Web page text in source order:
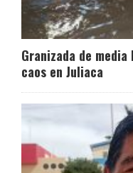
Granizada de
caos en Juliaca